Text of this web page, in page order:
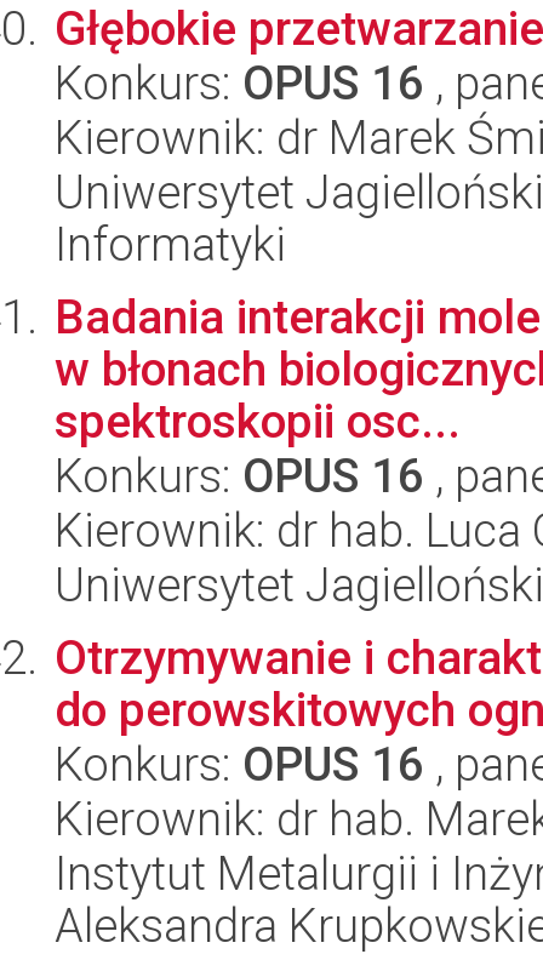
Głębokie
Konkurs: OPUS 16 ,
Kierownik: dr Marek
Uniwersytet
Informatyki
Badania interakcji
w błonach
spektroskopii osc...
Konkurs: OPUS 16 ,
Kierownik: dr hab. Luca
Uniwersytet
Otrzymywanie i
do perowskitowych
Konkurs: OPUS 16 ,
Kierownik: dr hab.
Instytut Metalurgii i
Aleksandra